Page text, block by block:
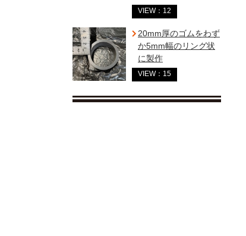
VIEW：12
20mm厚のゴムをわず
か5mm幅のリング状
に製作
VIEW：15